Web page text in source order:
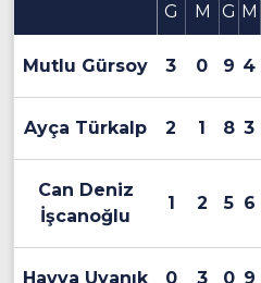
G
M G M
Mutlu Gürsoy 3 0 9 4
Ayça Türkalp 2 1 8 3
Can Deniz
İşcanoğlu
1 2 5 6
Havva Uyanık 0 3 0 9